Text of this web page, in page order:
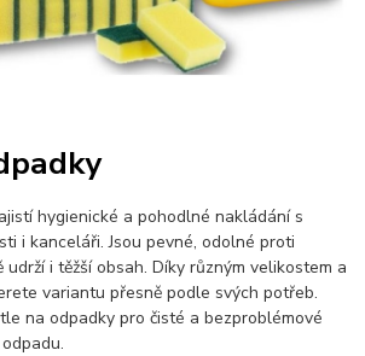
hygienické a pohodlné nakládání s
i kanceláři. Jsou pevné, odolné proti
i těžší obsah. Díky různým velikostem a
variantu přesně podle svých potřeb.
na odpadky pro čisté a bezproblémové